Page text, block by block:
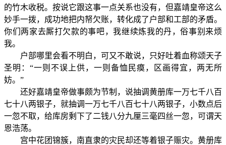
的竹木收税。按说它跟这事一点关系也没有，但嘉靖皇帝这么
妙手一拨，成功地把内帑欠账，转化成了户部和工部的矛盾。
你们两家去厮打欠款的事吧，我继续炼我的丹，俗事别来烦
我。
户部哪里会看不明白，可又不敢说，只好吐着血称颂天子
圣明：“一则不误上供，一则备恤民瘼，区画得宜，两无所
妨。”
还好嘉靖皇帝做事颇为节制，说抽调黄册库一万七千八百
七十八两银子，就抽调一万七千八百七十八两银子，小数点后
一忽不取，给库房剩下了二钱八分九厘三毫四丝一忽，可谓天
恩浩荡。
宫中花团锦簇，南直隶的灾民却还等着银子赈灾。黄册库